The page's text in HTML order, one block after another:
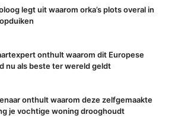
legt uit waarom orka’s plots overal in
onthult waarom dit Europese
nu als beste ter wereld geldt
onthult waarom deze zelfgemaakte
je vochtige woning drooghoudt